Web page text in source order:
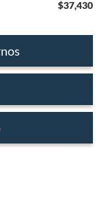
$37,430